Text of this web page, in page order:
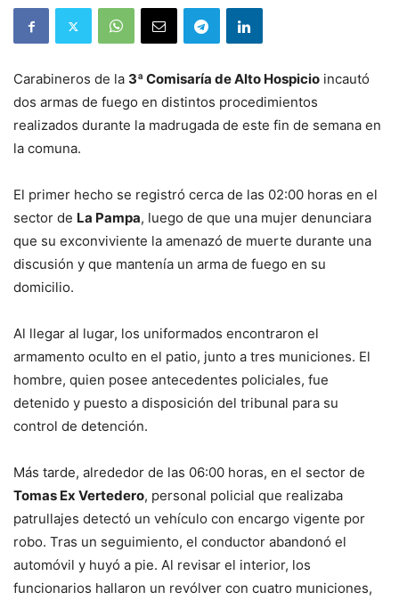
Carabineros de la 3ª Comisaría de Alto Hospicio incautó
dos armas de fuego en distintos procedimientos
realizados durante la madrugada de este fin de semana en
la comuna.
El primer hecho se registró cerca de las 02:00 horas en el
sector de La Pampa, luego de que una mujer denunciara
que su exconviviente la amenazó de muerte durante una
discusión y que mantenía un arma de fuego en su
domicilio.
Al llegar al lugar, los uniformados encontraron el
armamento oculto en el patio, junto a tres municiones. El
hombre, quien posee antecedentes policiales, fue
detenido y puesto a disposición del tribunal para su
control de detención.
Más tarde, alrededor de las 06:00 horas, en el sector de
Tomas Ex Vertedero, personal policial que realizaba
patrullajes detectó un vehículo con encargo vigente por
robo. Tras un seguimiento, el conductor abandonó el
automóvil y huyó a pie. Al revisar el interior, los
funcionarios hallaron un revólver con cuatro municiones,